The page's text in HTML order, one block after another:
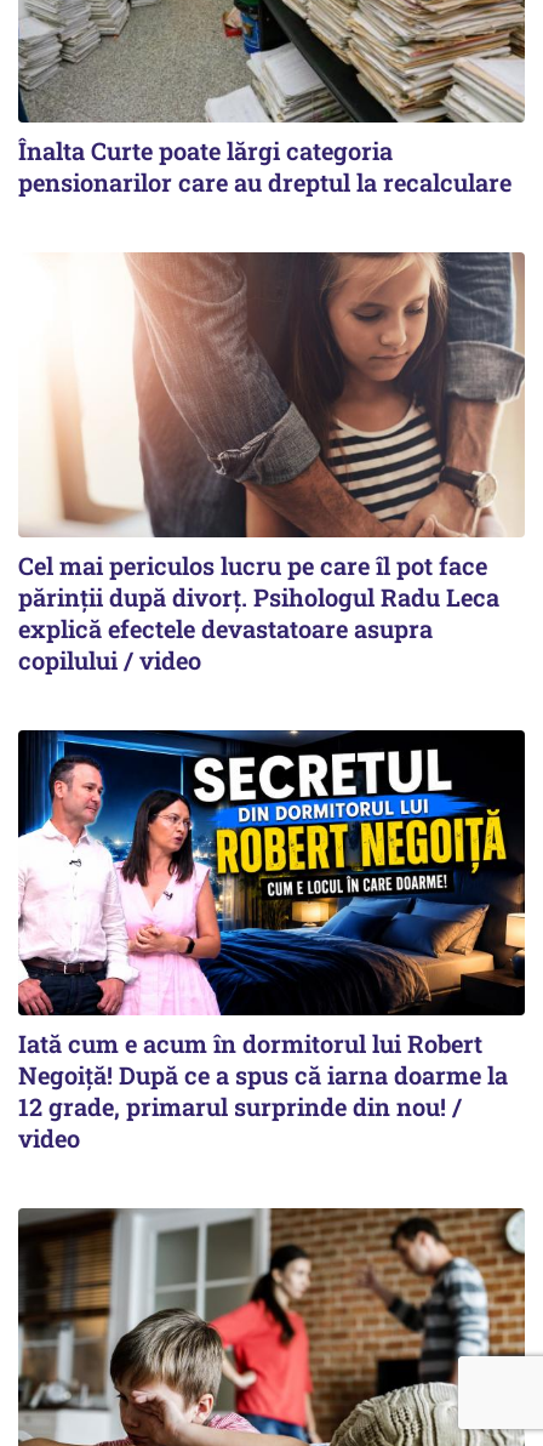
Înalta Curte poate lărgi categoria
pensionarilor care au dreptul la recalculare
Cel mai periculos lucru pe care îl pot face
părinții după divorț. Psihologul Radu Leca
explică efectele devastatoare asupra
copilului / video
Iată cum e acum în dormitorul lui Robert
Negoiță! După ce a spus că iarna doarme la
12 grade, primarul surprinde din nou! /
video